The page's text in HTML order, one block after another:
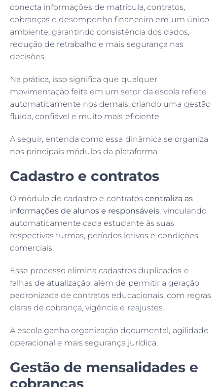
conecta informações de matrícula, contratos,
cobranças e desempenho financeiro em um único
ambiente, garantindo consistência dos dados,
redução de retrabalho e mais segurança nas
decisões.
Na prática, isso significa que qualquer
movimentação feita em um setor da escola reflete
automaticamente nos demais, criando uma gestão
fluida, confiável e muito mais eficiente.
A seguir, entenda como essa dinâmica se organiza
nos principais módulos da plataforma.
Cadastro e contratos
O módulo de cadastro e contratos centraliza as
informações de alunos e responsáveis, vinculando
automaticamente cada estudante às suas
respectivas turmas, períodos letivos e condições
comerciais.
Esse processo elimina cadastros duplicados e
falhas de atualização, além de permitir a geração
padronizada de contratos educacionais, com regras
claras de cobrança, vigência e reajustes.
A escola ganha organização documental, agilidade
operacional e mais segurança jurídica.
Gestão de mensalidades e
cobranças